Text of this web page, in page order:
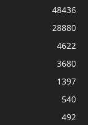
48436
28880
4622
3680
1397
540
492